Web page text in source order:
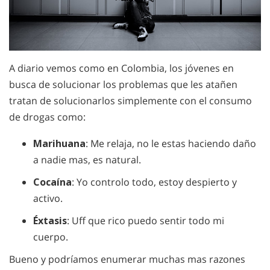
A diario vemos como en Colombia, los jóvenes en
busca de solucionar los problemas que les atañen
tratan de solucionarlos simplemente con el consumo
de drogas como:
Marihuana: Me relaja, no le estas haciendo daño
a nadie mas, es natural.
Cocaína: Yo controlo todo, estoy despierto y
activo.
Éxtasis: Uff que rico puedo sentir todo mi
cuerpo.
Bueno y podríamos enumerar muchas mas razones